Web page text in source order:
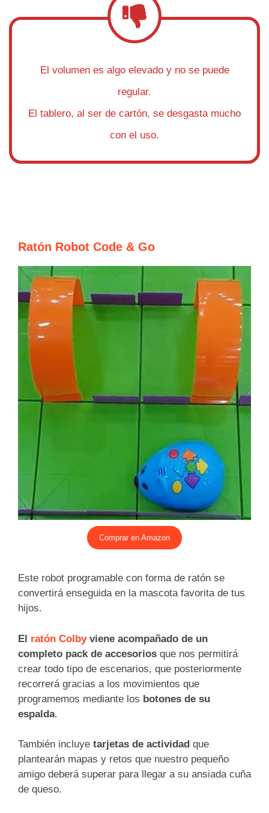
El volumen es algo elevado y no se puede
regular.
El tablero, al ser de cartón, se desgasta mucho
con el uso.
Ratón Robot Code & Go
Comprar en Amazon
Este robot programable con forma de ratón se
convertirá enseguida en la mascota favorita de tus
hijos.
El ratón Colbyviene acompañado de un
completo pack de accesorios que nos permitirá
crear todo tipo de escenarios, que posteriormente
recorrerá gracias a los movimientos que
programemos mediante los botones de su
espalda.
También incluye tarjetas de actividad que
plantearán mapas y retos que nuestro pequeño
amigo deberá superar para llegar a su ansiada cuña
de queso.